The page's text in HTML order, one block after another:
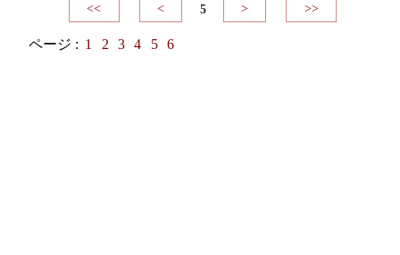
<< < 5 > >>
ページ : 1 2 3 4 5 6